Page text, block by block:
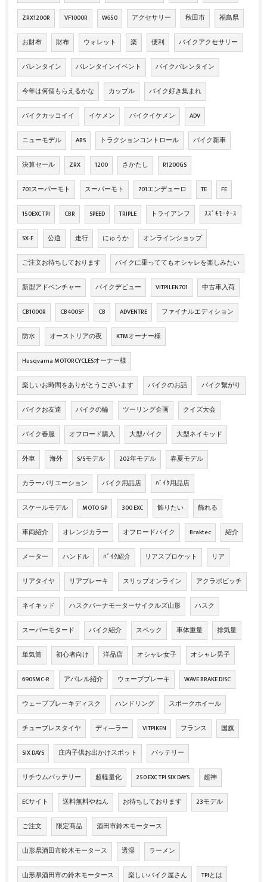
ZRX1200R VF1000R W650 アクセサリー 秋田市 福島県
お財布 財布 ウォレット 楽 便利 バイクアクセサリー
バレンタイン バレンタインイベント バイクバレンタイン
今年は何個もらえるかな カップル バイク好き集まれ
バイクカッコイイ イケメン バイクイケメン ADV
ニューモデル ABS トラクションコントロール バイク新車
決算セール ZRX 1200 さかたし R1200GS
701スーパーモト スーパーモト 701エンデューロ TE FE
150EXC TPI CBR SPEED TRIPLE トライアンフ ｽｽﾞｷﾓｰﾀｰｽ
SX-F 公道 走行 にゅうか オンラインショップ
ご注文お待ちしております バイクに乗っててもオシャレを楽しみたい
新型アドベンチャー バイクデビュー VITPILEN701 中古車入荷
CB1000R CB400SF CB ADVENTRE ファイナルエディション
防水 オーストリアの夜 KTMオーナー様
Husqvarna MOTORCYCLESオーナー様
楽しいお時間をありがとうございます バイクのお話 バイク繋がり
バイクお友達 バイクの輪 ツーリング企画 クイズ大会
バイク春服 オフロード購入 大型バイク 大型ネイキッド
外車 海外 S/Sモデル 202年モデル 春夏モデル
カラーバリエーション バイク用品店 ﾊﾞｲｸ用品店
スケールモデル MOTO GP 300 EXC 飾りたい 飾れる
車両紹介 オレンジカラー オフロードバイク Braktec 紹介
メーター ハンドル ﾊﾞｲｸ紹介 リアスプロケット リア
リアタイヤ リアブレーキ スリップオンライン アクラポビッチ
ネイキッド ハスクバーナモーターサイクルズ山形 ハスク
スーパーモタード バイク紹介 スペック 車体重量 排気量
単気筒 初心者向け 洋品店 オシャレ女子 オシャレ男子
690SMC-R アパレル紹介 ウェーブブレーキ WAVE BRAKE DISC
ウェーブブレーキディスク ハンドリング スポークホイール
チューブレスタイヤ ディ―ラー VITPIKEN フランス 国旗
SIX DAYS 庄内子供お出かけスポット バッテリー
リチウムバッテリー 超軽量化 250 EXC TPI SIX DAYS 超神
ECサイト 送料無料やねん お待ちしております 23モデル
ご注文 限定商品 酒田市鈴木モータース
山形県酒田市鈴木モータース 透湿 ラーメン
山形県酒田市の鈴木モータース 楽しいバイク屋さん TPIとは